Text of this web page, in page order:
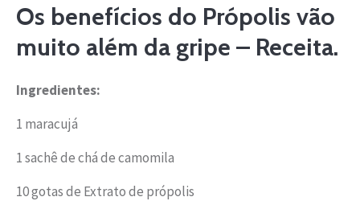
Os benefícios do Própolis vão
muito além da gripe – Receita.
Ingredientes:
1 maracujá
1 sachê de chá de camomila
10 gotas de Extrato de própolis